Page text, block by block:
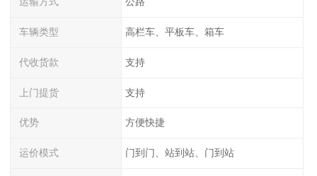
车辆类型 高栏车、平板车、箱车
代收货款 支持
上门提货 支持
优势 方便快捷
运价模式 门到门、站到站、门到站